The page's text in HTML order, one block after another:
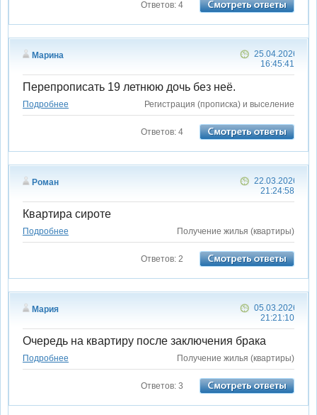
Ответов: 4
Марина
25.04.2026
16:45:41
Перепрописать 19 летнюю дочь без неё.
Подробнее Регистрация (прописка) и выселение
Ответов: 4
Роман
22.03.2026
21:24:58
Квартира сироте
Подробнее Получение жилья (квартиры)
Ответов: 2
Мария
05.03.2026
21:21:10
Очередь на квартиру после заключения брака
Подробнее Получение жилья (квартиры)
Ответов: 3